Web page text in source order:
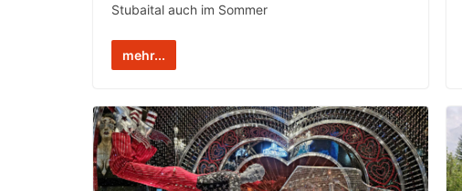
Stubaital auch im Sommer
mehr...